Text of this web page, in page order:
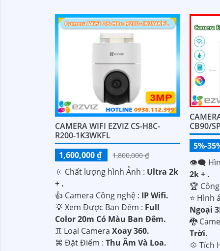
CAMERA WIFI EZVIZ CS-H8C-
R200-1K3WKFL
1,600,000 ₫
1,800,000 ₫
🔆 Chất lượng hình Ảnh : Ultra 2k
+ .
👍 Camera Công nghệ : IP Wifi.
💡 Xem Được Ban Đêm : Full
Color 20m Có Màu Ban Ðêm.
♊ Loại Camera Xoay 360.
️⌘ Đặt Điểm : Thu Âm Và Loa.
CB90/
5%-
👁️‍🗨
2k + .
🏆
⭐ Hình
Ngoại
🐉️
Trời.
️💠 Tích